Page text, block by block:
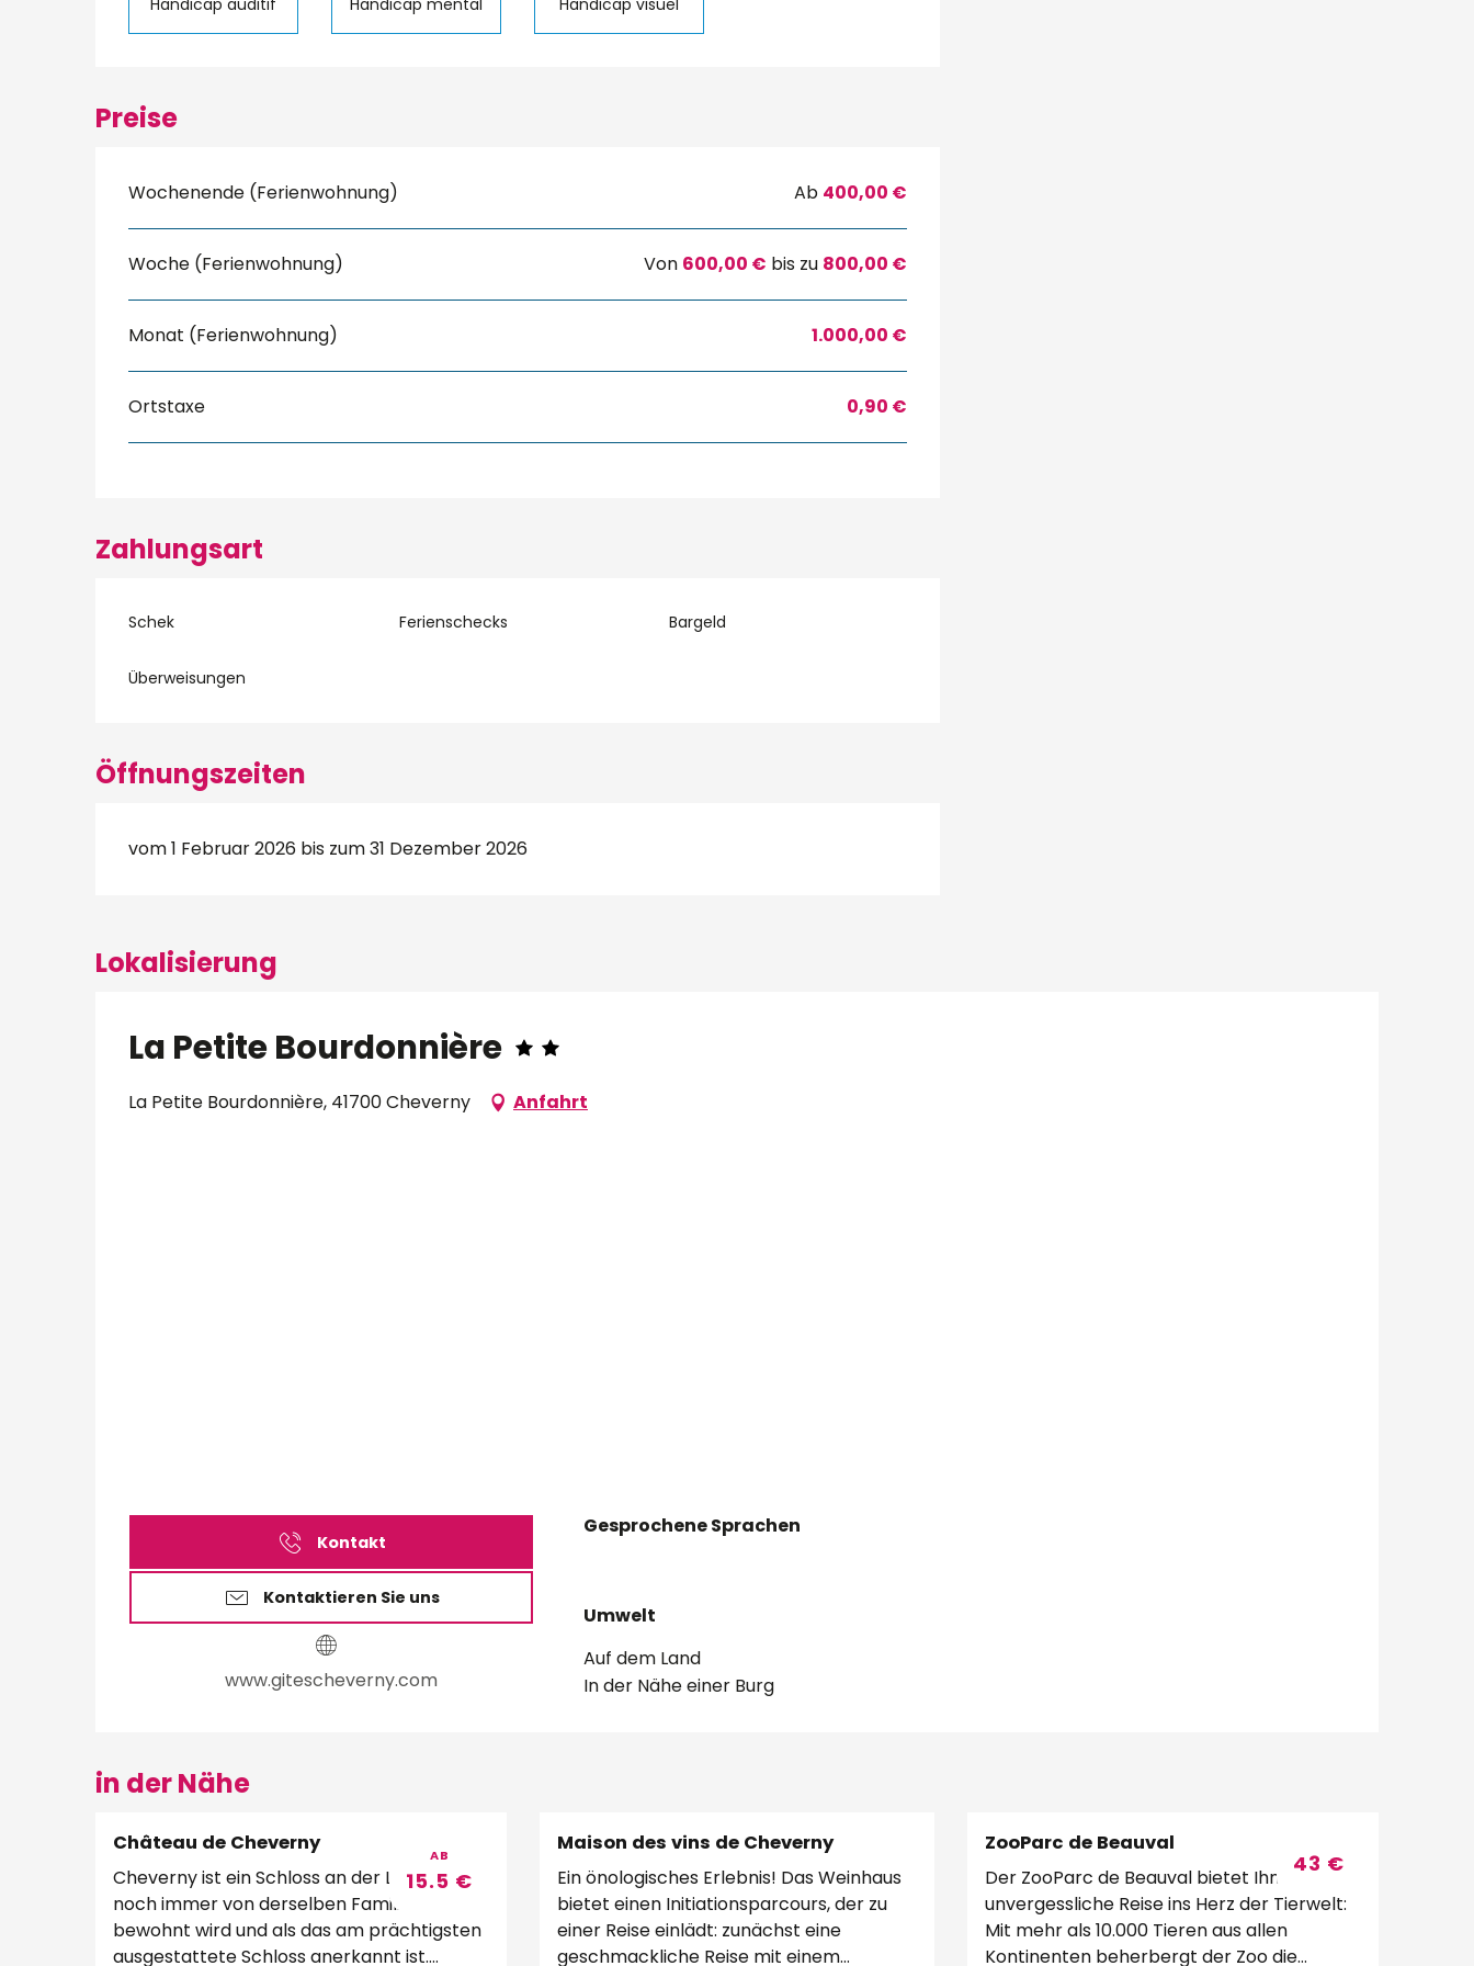
Handicap auditif Handicap mental Handicap visuel
Preise
Wochenende (Ferienwohnung) Ab 400,00 €
Woche (Ferienwohnung) Von 600,00 € bis zu 800,00 €
Monat (Ferienwohnung) 1.000,00 €
Ortstaxe 0,90 €
Zahlungsart
Schek Ferienschecks Bargeld
Überweisungen
Öffnungszeiten
vom 1 Februar 2026 bis zum 31 Dezember 2026
Lokalisierung
La Petite Bourdonnière
La Petite Bourdonnière, 41700 Cheverny Anfahrt
Kontakt
Kontaktieren Sie uns
www.gitescheverny.com
Gesprochene Sprachen
Gesprochene Sprachen
Umwelt
Umwelt
Auf dem Land
In der Nähe einer Burg
in der Nähe
AB
15.5 €
Château de Cheverny
Cheverny ist ein Schloss an der Loire, das
noch immer von derselben Familie
bewohnt wird und als das am prächtigsten
ausgestattete Schloss anerkannt ist.
Maison des vins de Cheverny
Ein önologisches Erlebnis! Das Weinhaus
bietet einen Initiationsparcours, der zu
einer Reise einlädt: zunächst eine
geschmackliche Reise mit einem
43 €
ZooParc de Beauval
Der ZooParc de Beauval bietet Ihnen eine
unvergessliche Reise ins Herz der Tierwelt:
Mit mehr als 10.000 Tieren aus allen
Kontinenten beherbergt der Zoo die